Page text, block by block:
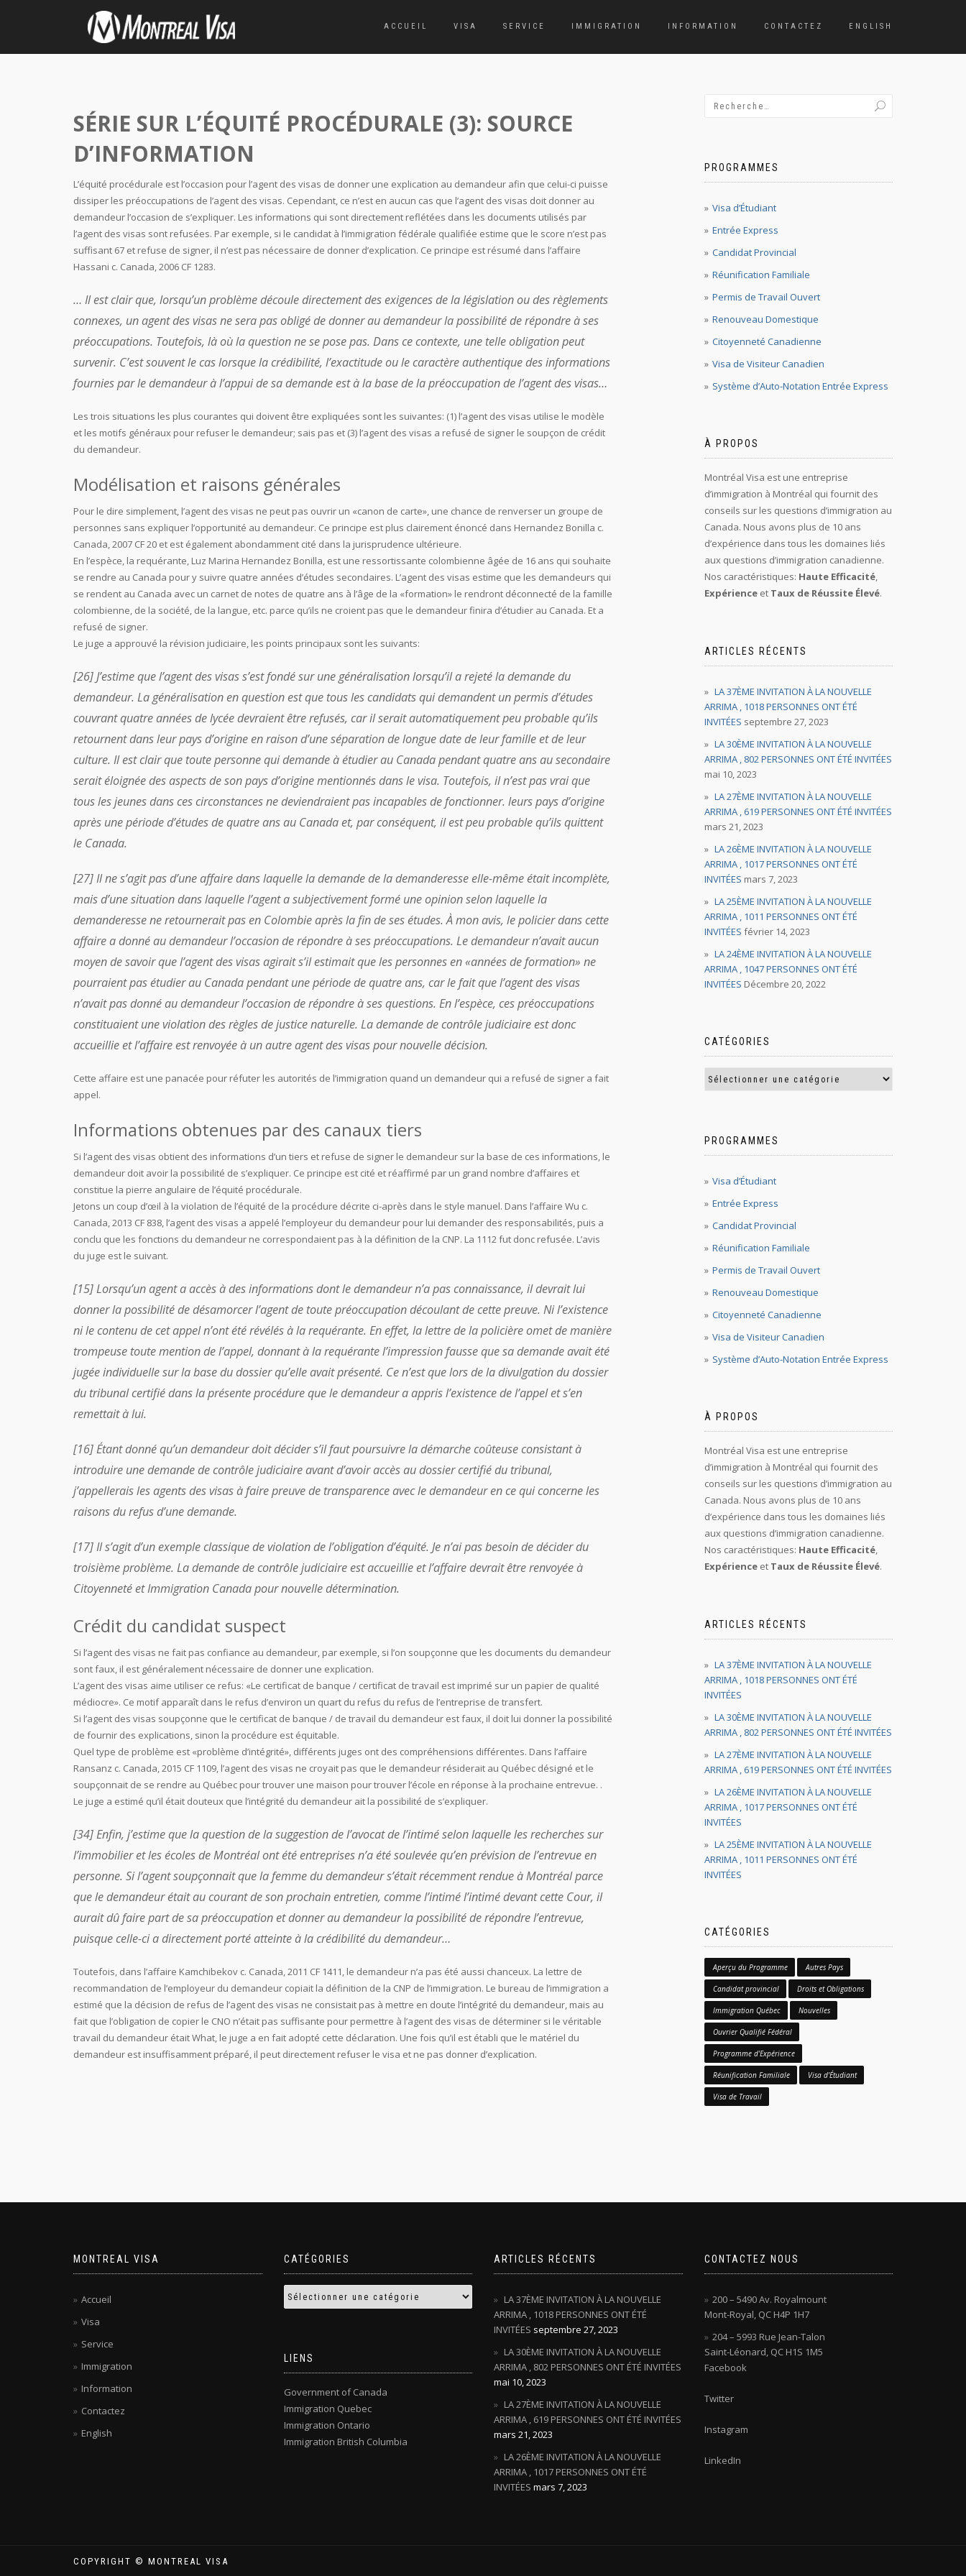
ACCUEIL VISA SERVICE IMMIGRATION INFORMATION CONTACTEZ ENGLISH
SÉRIE SUR L’ÉQUITÉ PROCÉDURALE (3): SOURCE
D’INFORMATION
L’équité procédurale est l’occasion pour l’agent des visas de donner une explication au demandeur afin que celui-ci puisse
dissiper les préoccupations de l’agent des visas. Cependant, ce n’est en aucun cas que l’agent des visas doit donner au
demandeur l’occasion de s’expliquer. Les informations qui sont directement reflétées dans les documents utilisés par
l’agent des visas sont refusées. Par exemple, si le candidat à l’immigration fédérale qualifiée estime que le score n’est pas
suffisant 67 et refuse de signer, il n’est pas nécessaire de donner d’explication. Ce principe est résumé dans l’affaire
Hassani c. Canada, 2006 CF 1283.
… Il est clair que, lorsqu’un problème découle directement des exigences de la législation ou des règlements
connexes, un agent des visas ne sera pas obligé de donner au demandeur la possibilité de répondre à ses
préoccupations. Toutefois, là où la question ne se pose pas. Dans ce contexte, une telle obligation peut
survenir. C’est souvent le cas lorsque la crédibilité, l’exactitude ou le caractère authentique des informations
fournies par le demandeur à l’appui de sa demande est à la base de la préoccupation de l’agent des visas…
Les trois situations les plus courantes qui doivent être expliquées sont les suivantes: (1) l’agent des visas utilise le modèle
et les motifs généraux pour refuser le demandeur; sais pas et (3) l’agent des visas a refusé de signer le soupçon de crédit
du demandeur.
Modélisation et raisons générales
Pour le dire simplement, l’agent des visas ne peut pas ouvrir un «canon de carte», une chance de renverser un groupe de
personnes sans expliquer l’opportunité au demandeur. Ce principe est plus clairement énoncé dans Hernandez Bonilla c.
Canada, 2007 CF 20 et est également abondamment cité dans la jurisprudence ultérieure.
En l’espèce, la requérante, Luz Marina Hernandez Bonilla, est une ressortissante colombienne âgée de 16 ans qui souhaite
se rendre au Canada pour y suivre quatre années d’études secondaires. L’agent des visas estime que les demandeurs qui
se rendent au Canada avec un carnet de notes de quatre ans à l’âge de la «formation» le rendront déconnecté de la famille
colombienne, de la société, de la langue, etc. parce qu’ils ne croient pas que le demandeur finira d’étudier au Canada. Et a
refusé de signer.
Le juge a approuvé la révision judiciaire, les points principaux sont les suivants:
[26] J’estime que l’agent des visas s’est fondé sur une généralisation lorsqu’il a rejeté la demande du
demandeur. La généralisation en question est que tous les candidats qui demandent un permis d’études
couvrant quatre années de lycée devraient être refusés, car il serait automatiquement peu probable qu’ils
retournent dans leur pays d’origine en raison d’une séparation de longue date de leur famille et de leur
culture. Il est clair que toute personne qui demande à étudier au Canada pendant quatre ans au secondaire
serait éloignée des aspects de son pays d’origine mentionnés dans le visa. Toutefois, il n’est pas vrai que
tous les jeunes dans ces circonstances ne deviendraient pas incapables de fonctionner. leurs pays d’origine
après une période d’études de quatre ans au Canada et, par conséquent, il est peu probable qu’ils quittent
le Canada.
[27] Il ne s’agit pas d’une affaire dans laquelle la demande de la demanderesse elle-même était incomplète,
mais d’une situation dans laquelle l’agent a subjectivement formé une opinion selon laquelle la
demanderesse ne retournerait pas en Colombie après la fin de ses études. À mon avis, le policier dans cette
affaire a donné au demandeur l’occasion de répondre à ses préoccupations. Le demandeur n’avait aucun
moyen de savoir que l’agent des visas agirait s’il estimait que les personnes en «années de formation» ne
pourraient pas étudier au Canada pendant une période de quatre ans, car le fait que l’agent des visas
n’avait pas donné au demandeur l’occasion de répondre à ses questions. En l’espèce, ces préoccupations
constituaient une violation des règles de justice naturelle. La demande de contrôle judiciaire est donc
accueillie et l’affaire est renvoyée à un autre agent des visas pour nouvelle décision.
Cette affaire est une panacée pour réfuter les autorités de l’immigration quand un demandeur qui a refusé de signer a fait
appel.
Informations obtenues par des canaux tiers
Si l’agent des visas obtient des informations d’un tiers et refuse de signer le demandeur sur la base de ces informations, le
demandeur doit avoir la possibilité de s’expliquer. Ce principe est cité et réaffirmé par un grand nombre d’affaires et
constitue la pierre angulaire de l’équité procédurale.
Jetons un coup d’œil à la violation de l’équité de la procédure décrite ci-après dans le style manuel. Dans l’affaire Wu c.
Canada, 2013 CF 838, l’agent des visas a appelé l’employeur du demandeur pour lui demander des responsabilités, puis a
conclu que les fonctions du demandeur ne correspondaient pas à la définition de la CNP. La 1112 fut donc refusée. L’avis
du juge est le suivant.
[15] Lorsqu’un agent a accès à des informations dont le demandeur n’a pas connaissance, il devrait lui
donner la possibilité de désamorcer l’agent de toute préoccupation découlant de cette preuve. Ni l’existence
ni le contenu de cet appel n’ont été révélés à la requérante. En effet, la lettre de la policière omet de manière
trompeuse toute mention de l’appel, donnant à la requérante l’impression fausse que sa demande avait été
jugée individuelle sur la base du dossier qu’elle avait présenté. Ce n’est que lors de la divulgation du dossier
du tribunal certifié dans la présente procédure que le demandeur a appris l’existence de l’appel et s’en
remettait à lui.
[16] Étant donné qu’un demandeur doit décider s’il faut poursuivre la démarche coûteuse consistant à
introduire une demande de contrôle judiciaire avant d’avoir accès au dossier certifié du tribunal,
j’appellerais les agents des visas à faire preuve de transparence avec le demandeur en ce qui concerne les
raisons du refus d’une demande.
[17] Il s’agit d’un exemple classique de violation de l’obligation d’équité. Je n’ai pas besoin de décider du
troisième problème. La demande de contrôle judiciaire est accueillie et l’affaire devrait être renvoyée à
Citoyenneté et Immigration Canada pour nouvelle détermination.
Crédit du candidat suspect
Si l’agent des visas ne fait pas confiance au demandeur, par exemple, si l’on soupçonne que les documents du demandeur
sont faux, il est généralement nécessaire de donner une explication.
L’agent des visas aime utiliser ce refus: «Le certificat de banque / certificat de travail est imprimé sur un papier de qualité
médiocre». Ce motif apparaît dans le refus d’environ un quart du refus du refus de l’entreprise de transfert.
Si l’agent des visas soupçonne que le certificat de banque / de travail du demandeur est faux, il doit lui donner la possibilité
de fournir des explications, sinon la procédure est équitable.
Quel type de problème est «problème d’intégrité», différents juges ont des compréhensions différentes. Dans l’affaire
Ransanz c. Canada, 2015 CF 1109, l’agent des visas ne croyait pas que le demandeur résiderait au Québec désigné et le
soupçonnait de se rendre au Québec pour trouver une maison pour trouver l’école en réponse à la prochaine entrevue. .
Le juge a estimé qu’il était douteux que l’intégrité du demandeur ait la possibilité de s’expliquer.
[34] Enfin, j’estime que la question de la suggestion de l’avocat de l’intimé selon laquelle les recherches sur
l’immobilier et les écoles de Montréal ont été entreprises n’a été soulevée qu’en prévision de l’entrevue en
personne. Si l’agent soupçonnait que la femme du demandeur s’était récemment rendue à Montréal parce
que le demandeur était au courant de son prochain entretien, comme l’intimé l’intimé devant cette Cour, il
aurait dû faire part de sa préoccupation et donner au demandeur la possibilité de répondre l’entrevue,
puisque celle-ci a directement porté atteinte à la crédibilité du demandeur…
Toutefois, dans l’affaire Kamchibekov c. Canada, 2011 CF 1411, le demandeur n’a pas été aussi chanceux. La lettre de
recommandation de l’employeur du demandeur copiait la définition de la CNP de l’immigration. Le bureau de l’immigration a
estimé que la décision de refus de l’agent des visas ne consistait pas à mettre en doute l’intégrité du demandeur, mais au
fait que l’obligation de copier le CNO n’était pas suffisante pour permettre à l’agent des visas de déterminer si le véritable
travail du demandeur était What, le juge a en fait adopté cette déclaration. Une fois qu’il est établi que le matériel du
demandeur est insuffisamment préparé, il peut directement refuser le visa et ne pas donner d’explication.
PROGRAMMES
Visa d’Étudiant
Entrée Express
Candidat Provincial
Réunification Familiale
Permis de Travail Ouvert
Renouveau Domestique
Citoyenneté Canadienne
Visa de Visiteur Canadien
Système d’Auto-Notation Entrée Express
À PROPOS
Montréal Visa est une entreprise
d’immigration à Montréal qui fournit des
conseils sur les questions d’immigration au
Canada. Nous avons plus de 10 ans
d’expérience dans tous les domaines liés
aux questions d’immigration canadienne.
Nos caractéristiques: Haute Efficacité,
Expérienceet Taux de Réussite Élevé.
ARTICLES RÉCENTS
LA 37ÈME INVITATION À LA NOUVELLE
ARRIMA , 1018 PERSONNES ONT ÉTÉ
INVITÉES septembre 27, 2023
LA 30ÈME INVITATION À LA NOUVELLE
ARRIMA , 802 PERSONNES ONT ÉTÉ INVITÉES
mai 10, 2023
LA 27ÈME INVITATION À LA NOUVELLE
ARRIMA , 619 PERSONNES ONT ÉTÉ INVITÉES
mars 21, 2023
LA 26ÈME INVITATION À LA NOUVELLE
ARRIMA , 1017 PERSONNES ONT ÉTÉ
INVITÉES mars 7, 2023
LA 25ÈME INVITATION À LA NOUVELLE
ARRIMA , 1011 PERSONNES ONT ÉTÉ
INVITÉES février 14, 2023
LA 24ÈME INVITATION À LA NOUVELLE
ARRIMA , 1047 PERSONNES ONT ÉTÉ
INVITÉES Décembre 20, 2022
CATÉGORIES
PROGRAMMES
Visa d’Étudiant
Entrée Express
Candidat Provincial
Réunification Familiale
Permis de Travail Ouvert
Renouveau Domestique
Citoyenneté Canadienne
Visa de Visiteur Canadien
Système d’Auto-Notation Entrée Express
À PROPOS
Montréal Visa est une entreprise
d’immigration à Montréal qui fournit des
conseils sur les questions d’immigration au
Canada. Nous avons plus de 10 ans
d’expérience dans tous les domaines liés
aux questions d’immigration canadienne.
Nos caractéristiques: Haute Efficacité,
Expérienceet Taux de Réussite Élevé.
ARTICLES RÉCENTS
LA 37ÈME INVITATION À LA NOUVELLE
ARRIMA , 1018 PERSONNES ONT ÉTÉ
INVITÉES
LA 30ÈME INVITATION À LA NOUVELLE
ARRIMA , 802 PERSONNES ONT ÉTÉ INVITÉES
LA 27ÈME INVITATION À LA NOUVELLE
ARRIMA , 619 PERSONNES ONT ÉTÉ INVITÉES
LA 26ÈME INVITATION À LA NOUVELLE
ARRIMA , 1017 PERSONNES ONT ÉTÉ
INVITÉES
LA 25ÈME INVITATION À LA NOUVELLE
ARRIMA , 1011 PERSONNES ONT ÉTÉ
INVITÉES
CATÉGORIES
Aperçu du Programme Autres Pays
Candidat provincial Droits et Obligations
Immigration Québec Nouvelles
Ouvrier Qualifié Fédéral
Programme d'Expérience
Réunification Familiale Visa d'Étudiant
Visa de Travail
MONTREAL VISA
Accueil
Visa
Service
Immigration
Information
Contactez
English
CATÉGORIES
LIENS
Government of Canada
Immigration Quebec
Immigration Ontario
Immigration British Columbia
ARTICLES RÉCENTS
LA 37ÈME INVITATION À LA NOUVELLE
ARRIMA , 1018 PERSONNES ONT ÉTÉ
INVITÉES septembre 27, 2023
LA 30ÈME INVITATION À LA NOUVELLE
ARRIMA , 802 PERSONNES ONT ÉTÉ INVITÉES
mai 10, 2023
LA 27ÈME INVITATION À LA NOUVELLE
ARRIMA , 619 PERSONNES ONT ÉTÉ INVITÉES
mars 21, 2023
LA 26ÈME INVITATION À LA NOUVELLE
ARRIMA , 1017 PERSONNES ONT ÉTÉ
INVITÉES mars 7, 2023
CONTACTEZ NOUS
200 – 5490 Av. Royalmount
Mont-Royal, QC H4P 1H7
204 – 5993 Rue Jean-Talon
Saint-Léonard, QC H1S 1M5
Facebook
Twitter
Instagram
LinkedIn
COPYRIGHT © MONTREAL VISA